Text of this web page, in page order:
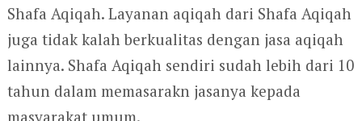
Shafa Aqiqah. Layanan aqiqah dari Shafa Aqiqah
juga tidak kalah berkualitas dengan jasa aqiqah
lainnya. Shafa Aqiqah sendiri sudah lebih dari 10
tahun dalam memasarakn jasanya kepada
masyarakat umum.